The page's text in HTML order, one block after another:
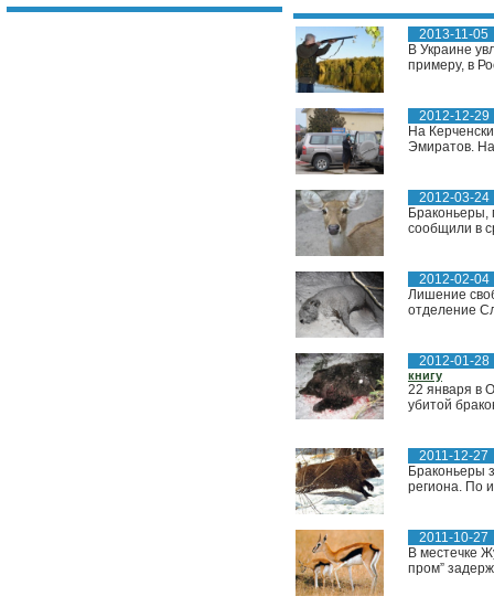
2013-11-05
В Украине
примеру, в
2012-12-29
На
Эмиратов.
2012-03-24
Браконьеры,
сообщили в
2012-02-04
Лишение
отделение
2012-01-28
книгу
22 января в
убитой
2011-12-27
Браконьеры
региона. По
2011-10-27
В местечке
пром”